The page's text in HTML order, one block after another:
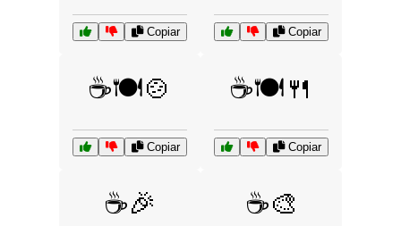
Copiar Copiar
☕🍽️🍲
Copiar
☕🍽️🍴
Copiar
☕🎉 ☕🎨